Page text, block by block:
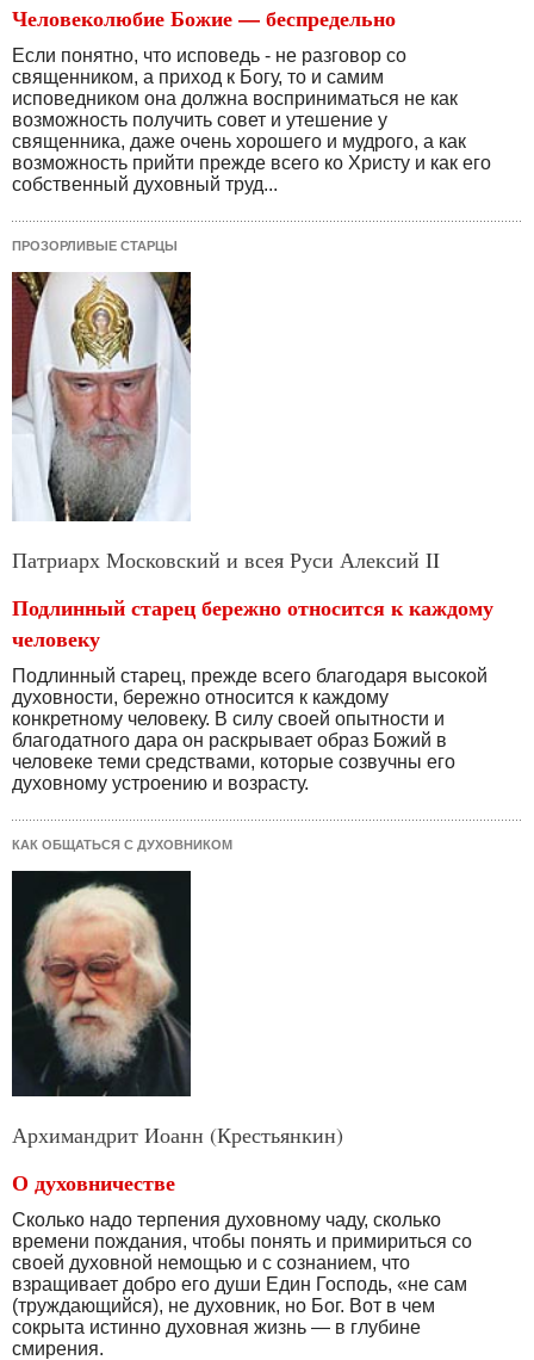
Человеколюбие Божие — беспредельно
Если понятно, что исповедь - не разговор со
священни­ком, а приход к Богу, то и самим
исповедником она долж­на восприниматься не как
возможность получить совет и утешение у
священника, даже очень хорошего и мудрого, а как
возможность прийти прежде всего ко Христу и как его
собственный духовный труд...
ПРОЗОРЛИВЫЕ СТАРЦЫ
Патриарх Московский и всея Руси Алексий II
Подлинный старец бережно относится к каждому
человеку
Подлинный старец, прежде всего благодаря высокой
духовности, бережно относится к каждому
конкретному человеку. В силу своей опытности и
благодатного дара он раскрывает образ Божий в
человеке теми средствами, которые созвучны его
духовному устроению и возрасту.
КАК ОБЩАТЬСЯ С ДУХОВНИКОМ
Архимандрит Иоанн (Крестьянкин)
О духовничестве
Сколько надо терпения духовному чаду, сколько
времени пождания, чтобы понять и примириться со
своей духовной немощью и с сознанием, что
взращивает добро его души Един Господь, «не сам
(труждающийся), не духовник, но Бог. Вот в чем
сокрыта истинно духовная жизнь — в глубине
смирения.